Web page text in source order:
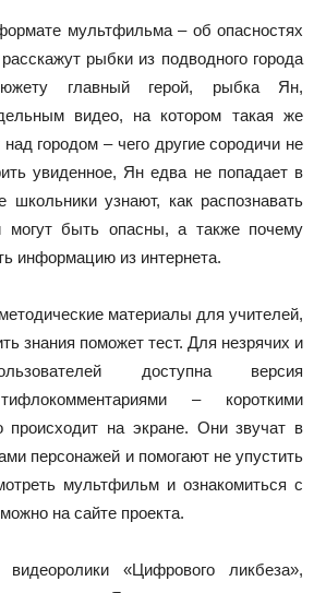
мультфильма – об опасностях
рыбки из подводного города
главный герой, рыбка Ян,
видео, на котором такая же
городом – чего другие сородичи не
увиденное, Ян едва не попадает в
школьники узнают, как распознавать
быть опасны, а также почему
информацию из интернета.
материалы для учителей,
знания поможет тест. Для незрячих и
доступна версия
– короткими
происходит на экране. Они звучат в
персонажей и помогают не упустить
мультфильм и ознакомиться с
на сайте проекта.
«Цифрового ликбеза»,